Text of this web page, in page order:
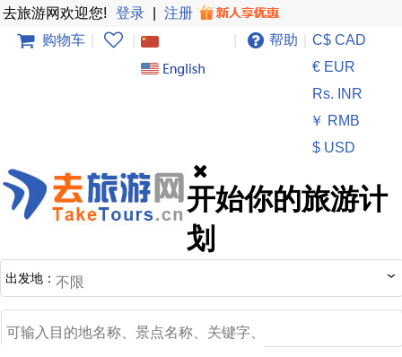
去旅游网欢迎您! 登录
注册
购物车
帮助
C$ CAD
€ EUR
Rs. INR
￥ RMB
$ USD
开始你的旅游计
划
出发地：